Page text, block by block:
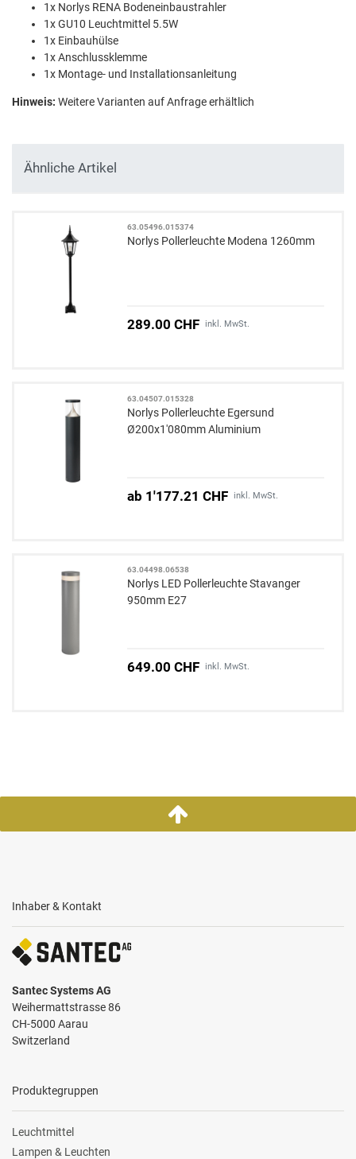
1x Norlys RENA Bodeneinbaustrahler
1x GU10 Leuchtmittel 5.5W
1x Einbauhülse
1x Anschlussklemme
1x Montage- und Installationsanleitung
Hinweis: Weitere Varianten auf Anfrage erhältlich
Ähnliche Artikel
63.05496.015374
Norlys Pollerleuchte Modena 1260mm
289.00 CHF inkl. MwSt.
63.04507.015328
Norlys Pollerleuchte Egersund
Ø200x1'080mm Aluminium
ab 1'177.21 CHF inkl. MwSt.
63.04498.06538
Norlys LED Pollerleuchte Stavanger
950mm E27
649.00 CHF inkl. MwSt.
Inhaber & Kontakt
Santec Systems AG
Weihermattstrasse 86
CH-5000 Aarau
Switzerland
Produktegruppen
Leuchtmittel
Lampen & Leuchten